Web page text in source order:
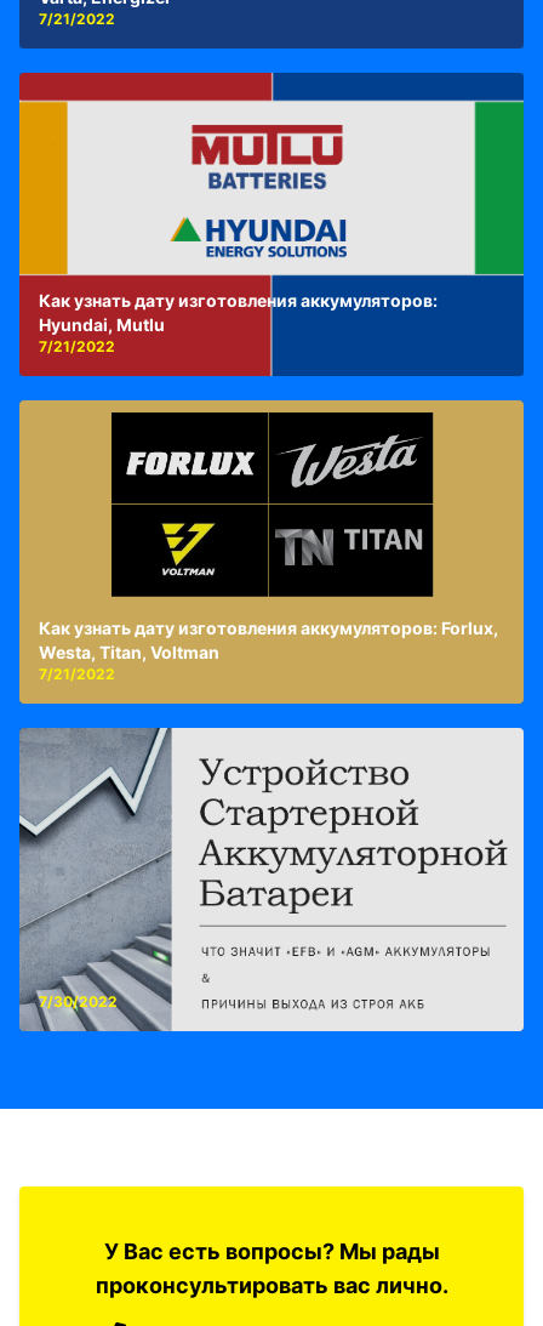
7/21/2022
Как узнать дату изготовления аккумуляторов:
Hyundai, Mutlu
7/21/2022
Как узнать дату изготовления аккумуляторов: Forlux,
Westa, Titan, Voltman
7/21/2022
7/30/2022
У Вас есть вопросы? Мы рады
проконсультировать вас лично.